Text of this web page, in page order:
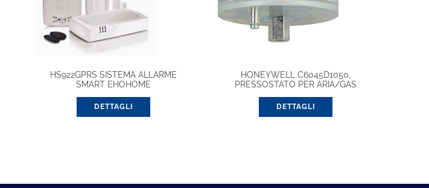
HS922GPRS SISTEMA ALLARME
SMART EHOHOME
DETTAGLI
HONEYWELL C6045D1050,
PRESSOSTATO PER ARIA/GAS
DETTAGLI